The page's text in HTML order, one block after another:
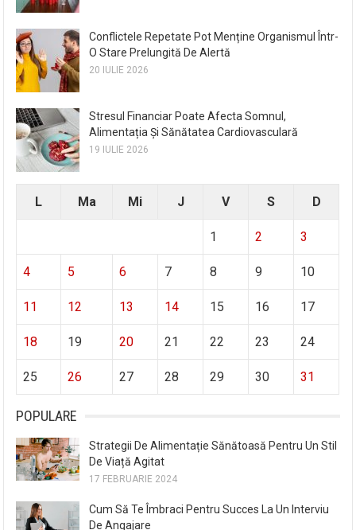
Conflictele Repetate Pot Menține Organismul Într-
O Stare Prelungită De Alertă
20 IULIE 2026
Stresul Financiar Poate Afecta Somnul,
Alimentația Și Sănătatea Cardiovasculară
19 IULIE 2026
L Ma Mi J V S D
1 2 3
4 5 6 7 8 9 10
11 12 13 14 15 16 17
18 19 20 21 22 23 24
25 26 27 28 29 30 31
POPULARE
Strategii De Alimentație Sănătoasă Pentru Un Stil
De Viață Agitat
17 FEBRUARIE 2024
Cum Să Te Îmbraci Pentru Succes La Un Interviu
De Angajare